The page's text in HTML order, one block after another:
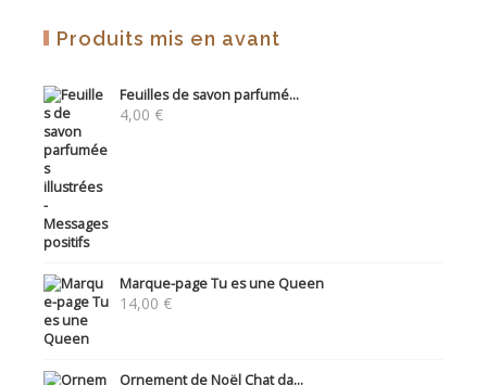
Produits mis en avant
Feuilles de savon parfumé...
4,00 €
Marque-page Tu es une Queen
14,00 €
Ornement de Noël Chat da...